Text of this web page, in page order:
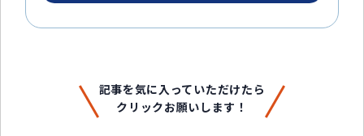
記事を気に入っていただけたら
クリックお願いします！